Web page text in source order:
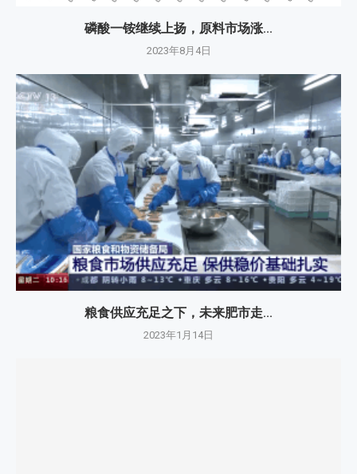
磷酸一铵继续上扬，原料市场涨...
2023年8月4日
粮食供应充足之下，未来肥市走...
2023年1月14日